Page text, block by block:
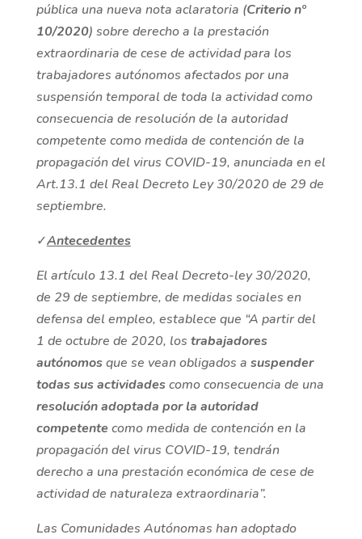
pública una nueva nota aclaratoria (Criterio nº
10/2020) sobre derecho a la prestación
extraordinaria de cese de actividad para los
trabajadores autónomos afectados por una
suspensión temporal de toda la actividad como
consecuencia de resolución de la autoridad
competente como medida de contención de la
propagación del virus COVID-19, anunciada en el
Art.13.1 del Real Decreto Ley 30/2020 de 29 de
septiembre.
✓Antecedentes
El artículo 13.1 del Real Decreto-ley 30/2020,
de 29 de septiembre, de medidas sociales en
defensa del empleo, establece que “A partir del
1 de octubre de 2020, los trabajadores
autónomosque se vean obligados a suspender
todas sus actividadescomo consecuencia de una
resolución adoptada por la autoridad
competente como medida de contención en la
propagación del virus COVID-19, tendrán
derecho a una prestación económica de cese de
actividad de naturaleza extraordinaria”.
Las Comunidades Autónomas han adoptado